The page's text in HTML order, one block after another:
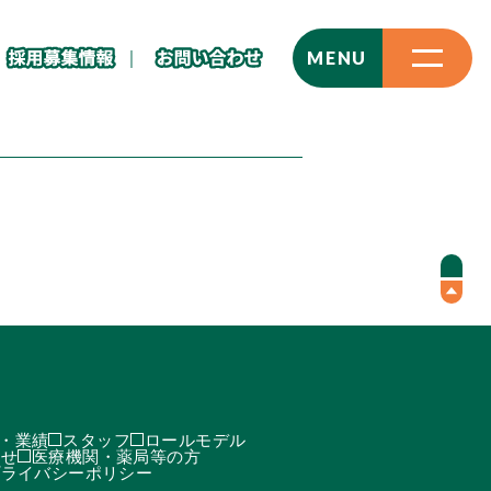
MENU
CLOSE
業績 スタッフ
ロールモデル
医療機関・薬局等の方
イバシーポリシー